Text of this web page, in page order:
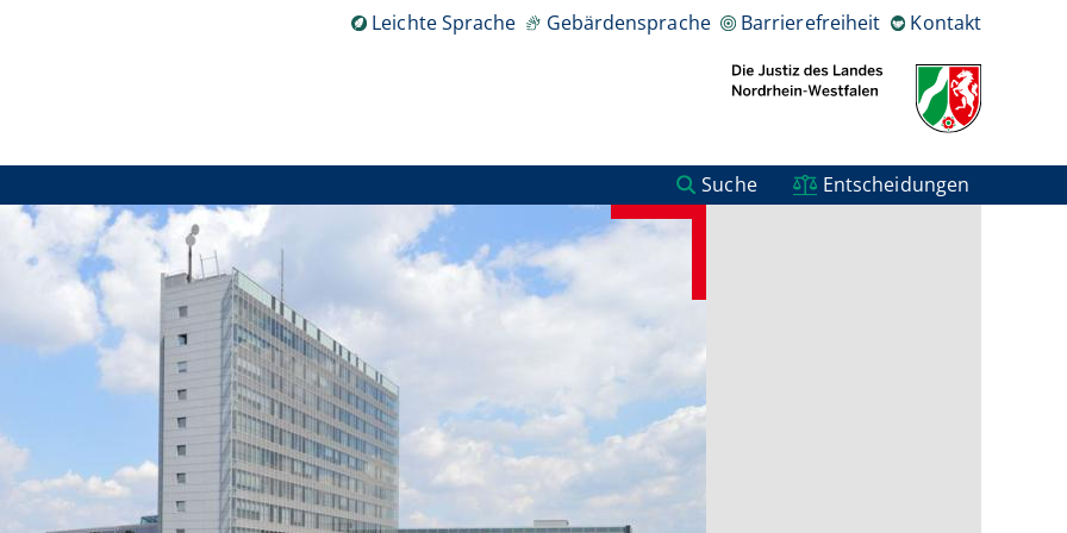
Leichte Sprache Gebärdensprache Barrierefreiheit Kontakt
Suche Entscheidungen